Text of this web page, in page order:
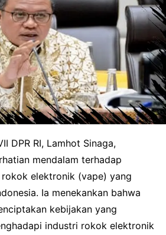
DPR RI, Lamhot Sinaga,
mendalam terhadap
rokok elektronik (vape) yang
Ia menekankan bahwa
kebijakan yang
industri rokok elektronik